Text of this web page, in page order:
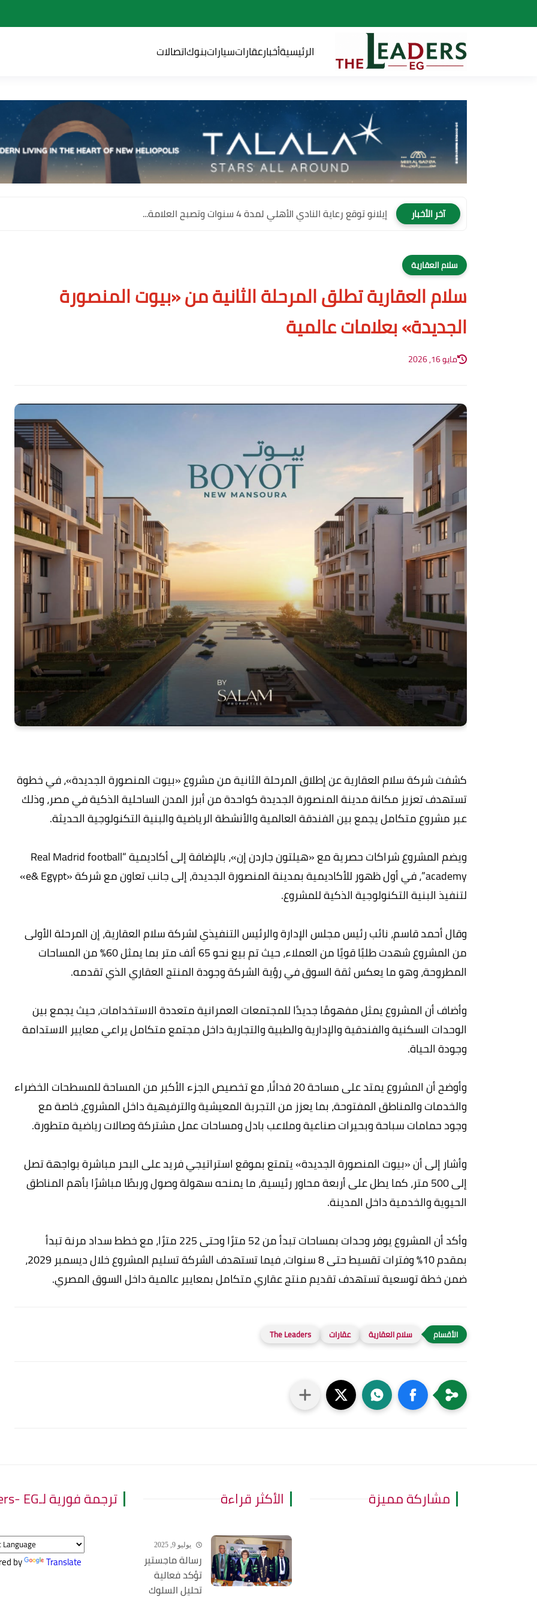
الرئيسيةأخبارعقاراتسياراتبنوكاتصالات
آخر الأخبار إيلانو توقع رعاية النادي الأهلي لمدة 4 سنوات وتصبح العلامة...
سلام العقارية
سلام العقارية تطلق المرحلة الثانية من «بيوت المنصورة
الجديدة» بعلامات عالمية
مايو 16, 2026
كشفت شركة سلام العقارية عن إطلاق المرحلة الثانية من مشروع «بيوت المنصورة الجديدة»، في خطوة
تستهدف تعزيز مكانة مدينة المنصورة الجديدة كواحدة من أبرز المدن الساحلية الذكية في مصر، وذلك
عبر مشروع متكامل يجمع بين الفندقة العالمية والأنشطة الرياضية والبنية التكنولوجية الحديثة.
ويضم المشروع شراكات حصرية مع «هيلتون جاردن إن»، بالإضافة إلى أكاديمية “Real Madrid football
academy”، في أول ظهور للأكاديمية بمدينة المنصورة الجديدة، إلى جانب تعاون مع شركة «e& Egypt»
لتنفيذ البنية التكنولوجية الذكية للمشروع.
وقال أحمد قاسم، نائب رئيس مجلس الإدارة والرئيس التنفيذي لشركة سلام العقارية، إن المرحلة الأولى
من المشروع شهدت طلبًا قويًا من العملاء، حيث تم بيع نحو 65 ألف متر بما يمثل 60% من المساحات
المطروحة، وهو ما يعكس ثقة السوق في رؤية الشركة وجودة المنتج العقاري الذي تقدمه.
وأضاف أن المشروع يمثل مفهومًا جديدًا للمجتمعات العمرانية متعددة الاستخدامات، حيث يجمع بين
الوحدات السكنية والفندقية والإدارية والطبية والتجارية داخل مجتمع متكامل يراعي معايير الاستدامة
وجودة الحياة.
وأوضح أن المشروع يمتد على مساحة 20 فدانًا، مع تخصيص الجزء الأكبر من المساحة للمسطحات الخضراء
والخدمات والمناطق المفتوحة، بما يعزز من التجربة المعيشية والترفيهية داخل المشروع، خاصة مع
وجود حمامات سباحة وبحيرات صناعية وملاعب بادل ومساحات عمل مشتركة وصالات رياضية متطورة.
وأشار إلى أن «بيوت المنصورة الجديدة» يتمتع بموقع استراتيجي فريد على البحر مباشرة بواجهة تصل
إلى 500 متر، كما يطل على أربعة محاور رئيسية، ما يمنحه سهولة وصول وربطًا مباشرًا بأهم المناطق
الحيوية والخدمية داخل المدينة.
وأكد أن المشروع يوفر وحدات بمساحات تبدأ من 52 مترًا وحتى 225 مترًا، مع خطط سداد مرنة تبدأ
بمقدم 10% وفترات تقسيط حتى 8 سنوات، فيما تستهدف الشركة تسليم المشروع خلال ديسمبر 2029،
ضمن خطة توسعية تستهدف تقديم منتج عقاري متكامل بمعايير عالمية داخل السوق المصري.
سلام العقارية عقارات The Leaders
مشاركة مميزة الأكثر قراءة
يوليو 9, 2025
رسالة ماجستير
تؤكد فعالية
تحليل السلوك
ترجمة فورية لـThe Leaders- EG
by Translate